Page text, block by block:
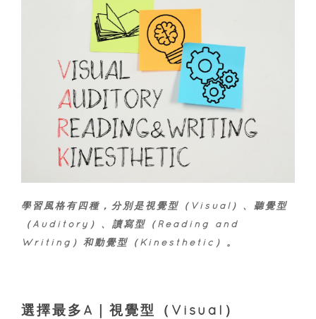
學習風格有四種，分別是視覺型（Visual）、聽覺型
（Auditory）、讀寫型（Reading and
Writing）和動覺型（Kinesthetic）。
選擇最多A｜視覺型（Visual）